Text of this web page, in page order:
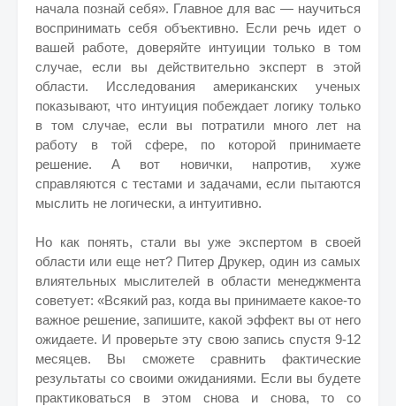
начала познай себя». Главное для вас — научиться
воспринимать себя объективно. Если речь идет о
вашей работе, доверяйте интуиции только в том
случае, если вы действительно эксперт в этой
области. Исследования американских ученых
показывают, что интуиция побеждает логику только
в том случае, если вы потратили много лет на
работу в той сфере, по которой принимаете
решение. А вот новички, напротив, хуже
справляются с тестами и задачами, если пытаются
мыслить не логически, а интуитивно.
Но как понять, стали вы уже экспертом в своей
области или еще нет? Питер Друкер, один из самых
влиятельных мыслителей в области менеджмента
советует: «Всякий раз, когда вы принимаете какое-то
важное решение, запишите, какой эффект вы от него
ожидаете. И проверьте эту свою запись спустя 9-12
месяцев. Вы сможете сравнить фактические
результаты со своими ожиданиями. Если вы будете
практиковаться в этом снова и снова, то со